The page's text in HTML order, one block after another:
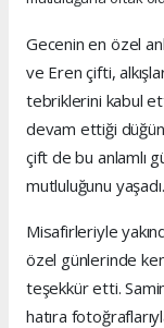
Gecenin en özel
ve Eren çifti,
tebriklerini kabul
devam ettiği
çift de bu anlamlı
mutluluğunu yaşadı.
Misafirleriyle
özel günlerinde
teşekkür etti.
hatıra